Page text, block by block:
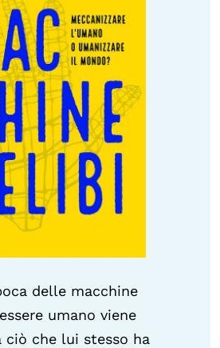
delle macchine
umano viene
ciò che lui stesso ha